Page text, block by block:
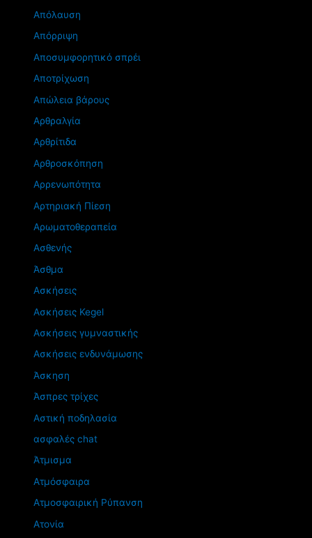
Απόλαυση
Απόρριψη
Αποσυμφορητικό σπρέι
Αποτρίχωση
Απώλεια βάρους
Αρθραλγία
Αρθρίτιδα
Αρθροσκόπηση
Αρρενωπότητα
Αρτηριακή Πίεση
Αρωματοθεραπεία
Ασθενής
Άσθμα
Ασκήσεις
Ασκήσεις Kegel
Ασκήσεις γυμναστικής
Ασκήσεις ενδυνάμωσης
Άσκηση
Άσπρες τρίχες
Αστική ποδηλασία
ασφαλές chat
Άτμισμα
Ατμόσφαιρα
Ατμοσφαιρική Ρύπανση
Ατονία